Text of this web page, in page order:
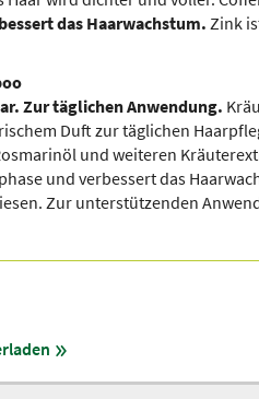
das Haarwachstum. Zink
Zur täglichen Anwendung.
Duft zur täglichen
und weiteren
und verbessert das
Zur unterstützenden